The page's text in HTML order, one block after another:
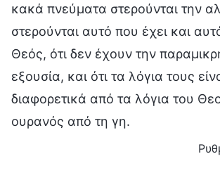
κακά πνεύματα στερούνται την
στερούνται αυτό που έχει και
Θεός, ότι δεν έχουν την
εξουσία, και ότι τα λόγια τους
διαφορετικά από τα λόγια του
ουρανός από τη γη.